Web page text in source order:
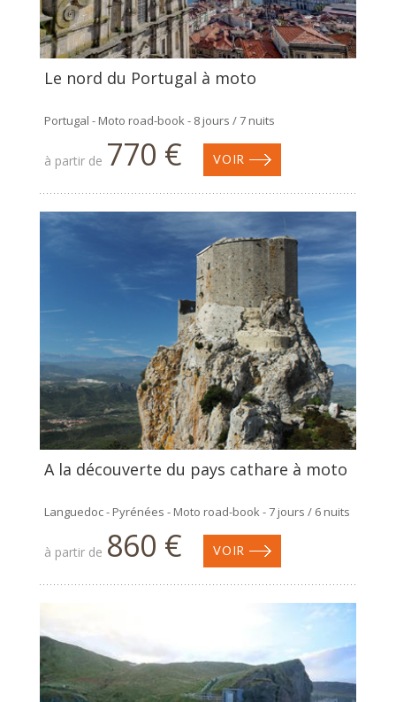
Le nord du Portugal à moto
Portugal - Moto road-book - 8 jours / 7 nuits
à partir de 770 € VOIR
A la découverte du pays cathare à moto
Languedoc - Pyrénées - Moto road-book - 7 jours / 6 nuits
à partir de 860 € VOIR